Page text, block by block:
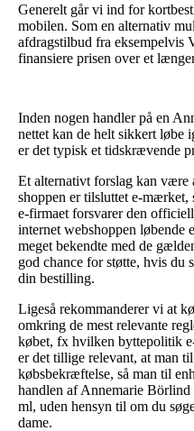
Generelt går vi ind for
mobilen. Som en alternativ
afdragstilbud fra eksempelvis
finansiere prisen over et
Inden nogen handler på en
nettet kan de helt sikkert løbe
er det typisk et tidskrævende
Et alternativt forslag kan være
shoppen er tilsluttet e-mærket,
e-firmaet forsvarer den
internet webshoppen løbende
meget bekendte med de
god chance for støtte, hvis du
din bestilling.
Ligeså rekommanderer vi at
omkring de mest relevante
købet, fx hvilken byttepolitik
er det tillige relevant, at man
købsbekræftelse, så man til
handlen af Annemarie
ml, uden hensyn til om du
dame.